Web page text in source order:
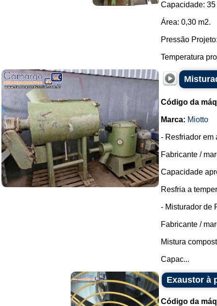
Capacidade: 35
Área: 0,30 m2.
Pressão
Temperatura
Código da
Marca: Miotto
- Resfriador em
Fabricante /
Capacidade
Resfria a
- Misturador de
Fabricante /
Mistura
Capac...
Exaustor à
Código da